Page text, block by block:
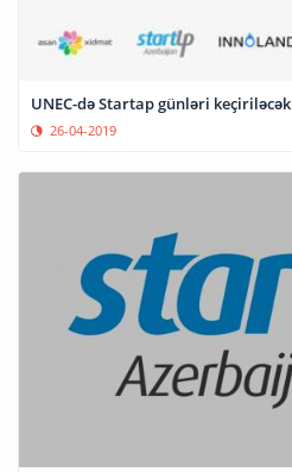
UNEC-də Startap günləri keçiriləcək
26-04-2019